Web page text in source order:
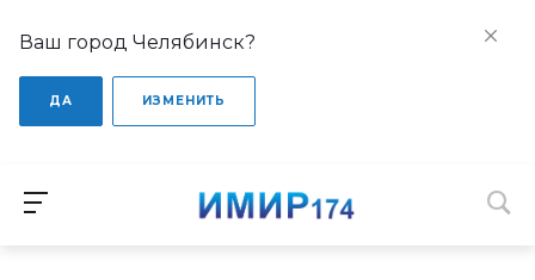
Ваш город Челябинск?
ДА ИЗМЕНИТЬ